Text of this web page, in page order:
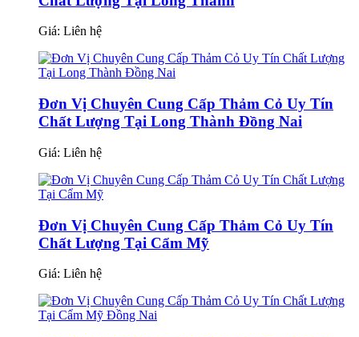
Giá: Liên hệ
Đơn Vị Chuyên Cung Cấp Thảm Cỏ Uy Tín
Chất Lượng Tại Long Thành Đồng Nai
Giá: Liên hệ
Đơn Vị Chuyên Cung Cấp Thảm Cỏ Uy Tín
Chất Lượng Tại Cẩm Mỹ
Giá: Liên hệ